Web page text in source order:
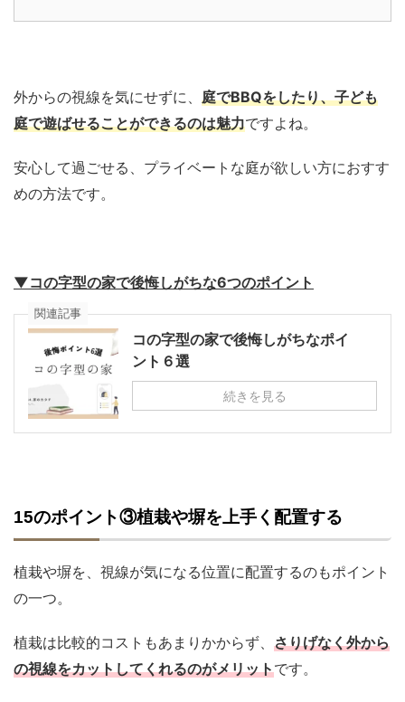
外からの視線を気にせずに、 庭でBBQをしたり、子ども
庭で遊ばせることができるのは魅力ですよね。
安心して過ごせる、プライベートな庭が欲しい方におすす
めの方法です。
▼コの字型の家で後悔しがちな6つのポイント
関連記事
コの字型の家で後悔しがちなポイ
ント６選
続きを見る
15のポイント③植栽や塀を上手く配置する
植栽や塀を、視線が気になる位置に配置するのもポイント
の一つ。
植栽は比較的コストもあまりかからず、 さりげなく外から
の視線をカットしてくれるのがメリットです。